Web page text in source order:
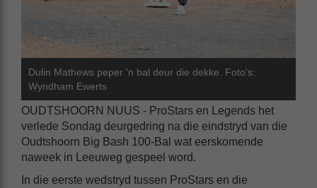
Dulin Mathews peper 'n bal deur die dekke. Foto's:
Wyndham Ewerts
OUDTSHOORN NUUS - ProStars en Legends het
verlede Sondag deurgedring na die eindstryd van die
Oudtshoorn Big Bash 100-Bal wat eerskomende
naweek in Leeuweg gespeel word.
In die eerste wedstryd tussen ProStars en die